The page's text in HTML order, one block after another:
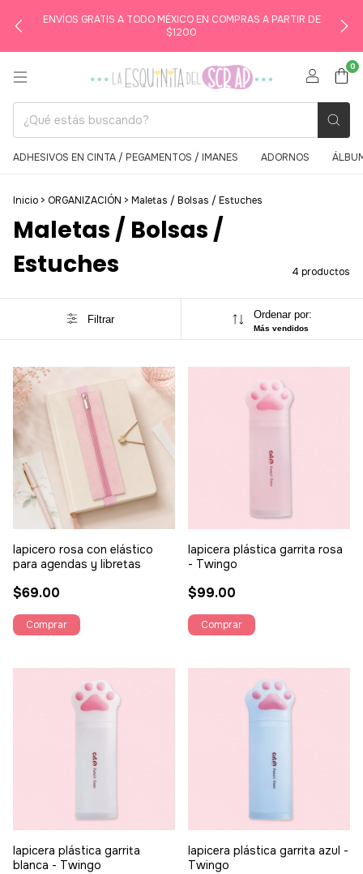
ENVÍOS GRATIS A TODO MÉXICO EN COMPRAS A PARTIR DE
$1200
0
ADHESIVOS EN CINTA / PEGAMENTOS / IMANES ADORNOS
Inicio > ORGANIZACIÓN > Maletas / Bolsas / Estuches
Maletas / Bolsas /
Estuches
4 productos
Filtrar Ordenar por:
Más vendidos
lapicero rosa con elástico
para agendas y libretas
$69.00
lapicera plástica garrita rosa
- Twingo
$99.00
lapicera plástica garrita
blanca - Twingo
lapicera plástica garrita azul -
Twingo